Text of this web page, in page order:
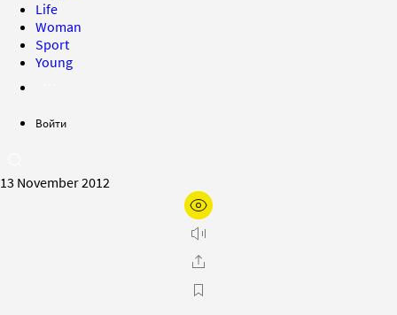
Life
Woman
Sport
Young
Войти
13 November 2012